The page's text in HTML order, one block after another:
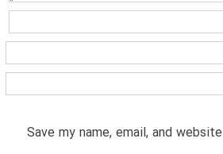
Save my name, email, and